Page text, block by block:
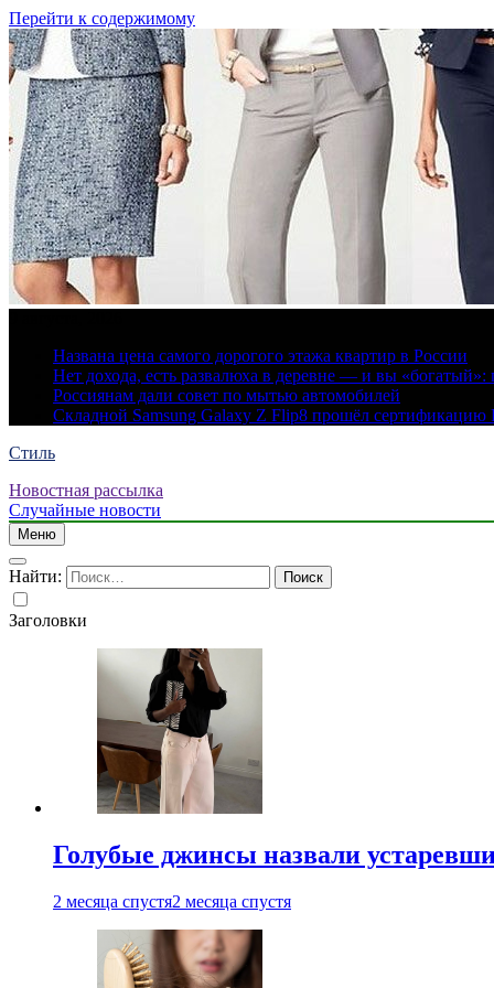
Перейти к содержимому
Названа цена самого дорогого этажа квартир в России
Нет дохода, есть развалюха в деревне — и вы
Россиянам дали совет по мытью автомобилей
Складной Samsung Galaxy Z Flip8 прошёл сертификацию
Стиль
Новостная рассылка
Случайные новости
Меню
Найти:
Заголовки
Голубые джинсы назвали
2 месяца спустя2 месяца спустя